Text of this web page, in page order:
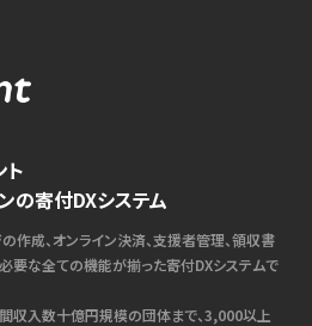
の寄付DXシステム
作成、オンライン決済、支援者管理、領収書
要な全ての機能が揃った寄付DXシステムで
収入数十億円規模の団体まで、3,000以上